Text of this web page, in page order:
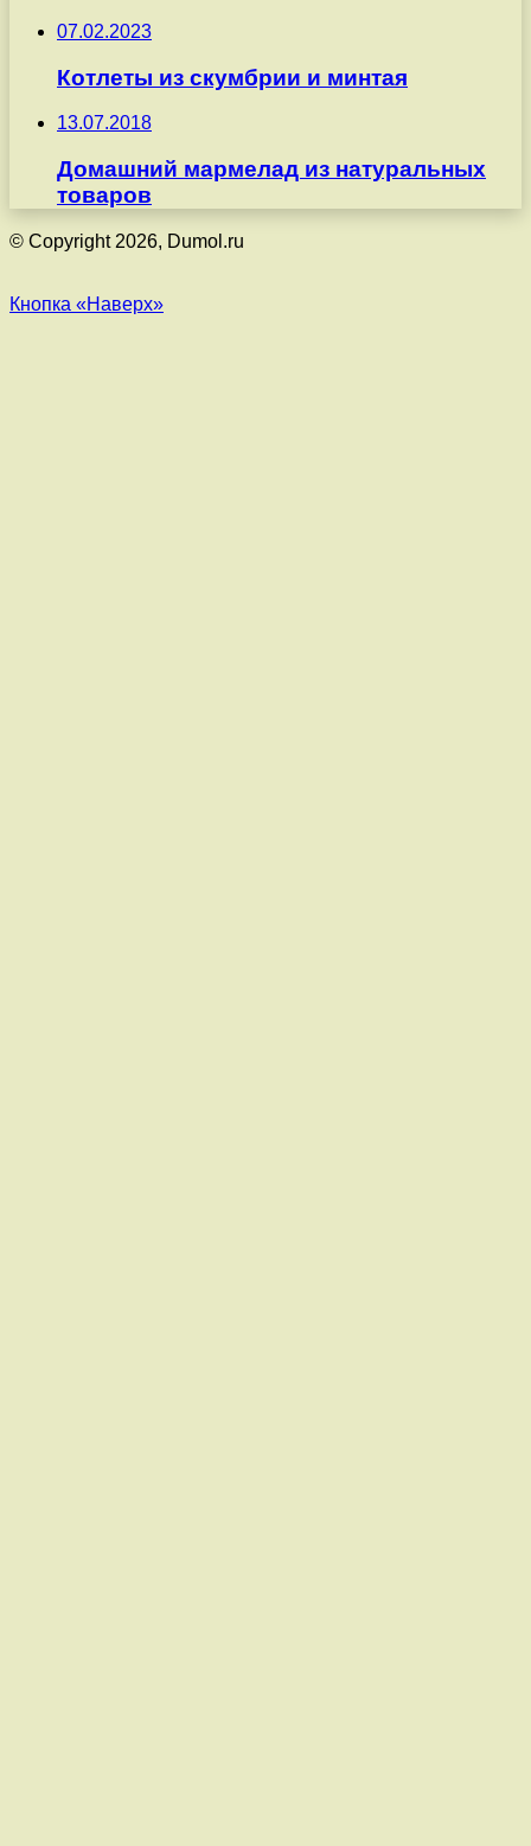
07.02.2023
Котлеты из скумбрии и минтая
13.07.2018
Домашний мармелад из натуральных
товаров
© Copyright 2026, Dumol.ru
Кнопка «Наверх»